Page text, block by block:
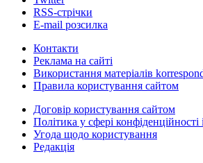
RSS-стрічки
E-mail розсилка
Контакти
Реклама на сайті
Використання матеріалів
Правила користування сайтом
Договір користування сайтом
Політика у сфері
Угода щодо користування
Редакція